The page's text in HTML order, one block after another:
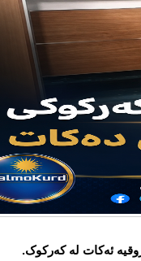
ئەکات لە کەرکوک.